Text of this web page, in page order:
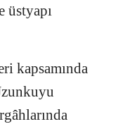
üstyapı
kapsamında